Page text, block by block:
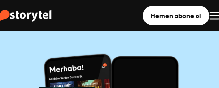
Hemen abone ol